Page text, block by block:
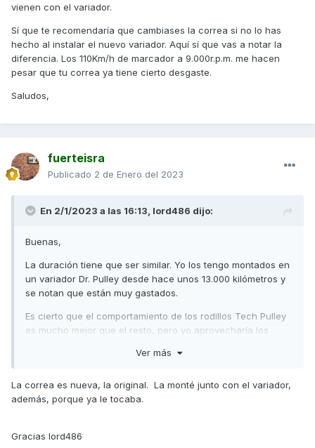
vienen con el variador.
Sí que te recomendaría que cambiases la correa si no lo has
hecho al instalar el nuevo variador. Aquí sí que vas a notar la
diferencia. Los 110Km/h de marcador a 9.000r.p.m. me hacen
pesar que tu correa ya tiene cierto desgaste.
Saludos,
fuerteisra
Publicado 2 de Enero del 2023
En 2/1/2023 a las 16:13, lord486 dijo:
Buenas,
La duración tiene que ser similar. Yo los tengo montados en
un variador Dr. Pulley desde hace unos 13.000 kilómetros y
se notan que están muy gastados.
Es cierto que el comportamiento de los rodillos Tech Pulley
es mucho mejor que el resto, pero yo aprovecharía los
has hecho al instalar el nuevo variador. Aquí sí que vas a
notar la diferencia. Los 110Km/h de marcador a 9.000r.p.m.
Saludos,
Ver más
La correa es nueva, la original. La monté junto con el variador,
además, porque ya le tocaba.
Gracias lord486